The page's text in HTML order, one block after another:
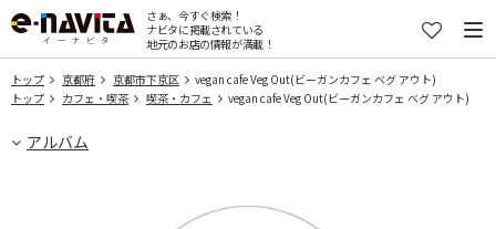
さぁ、今すぐ検索！
ナビタに掲載されている
地元のお店の情報が満載！
トップ 京都府 京都市下京区
vegan cafe Veg Out(ビーガンカフェ ベグ アウト)
トップ
カフェ・喫茶 喫茶・カフェ vegan cafe Veg Out(ビーガンカフェ ベグ アウト)
アルバム